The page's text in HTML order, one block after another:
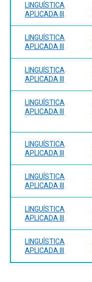
LINGUÍSTICA
APLICADA III
LINGUÍSTICA
APLICADA III
LINGUÍSTICA
APLICADA III
LINGUÍSTICA
APLICADA III
LINGUÍSTICA
APLICADA III
LINGUÍSTICA
APLICADA III
LINGUÍSTICA
APLICADA III
LINGUÍSTICA
APLICADA III